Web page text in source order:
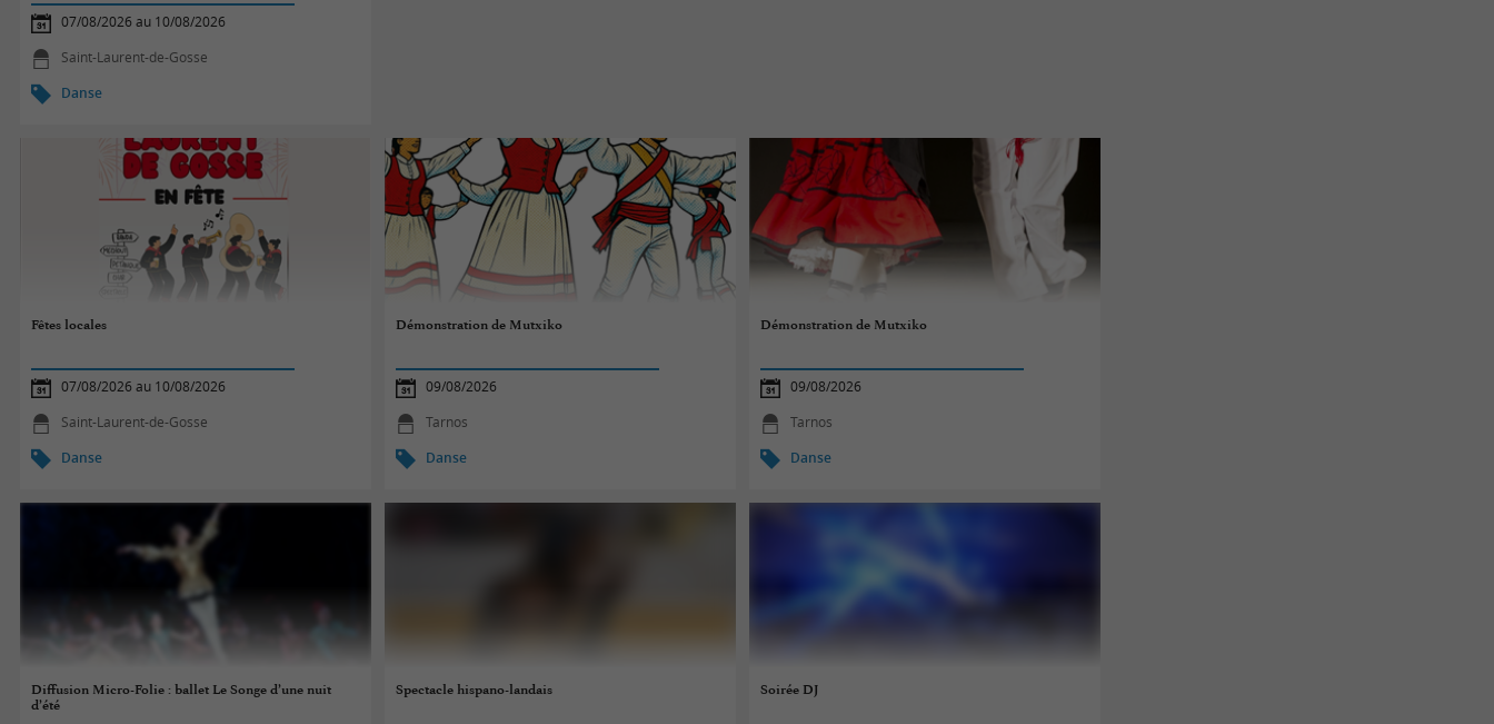
07/08/2026 au 10/08/2026
Saint-Laurent-de-Gosse
Danse
Fêtes locales
07/08/2026 au 10/08/2026
Saint-Laurent-de-Gosse
Danse
Démonstration de Mutxiko
09/08/2026
Tarnos
Danse
Démonstration de Mutxiko
09/08/2026
Tarnos
Danse
Diffusion Micro-Folie : ballet Le Songe d’une nuit
d’été
Spectacle hispano-landais Soirée DJ